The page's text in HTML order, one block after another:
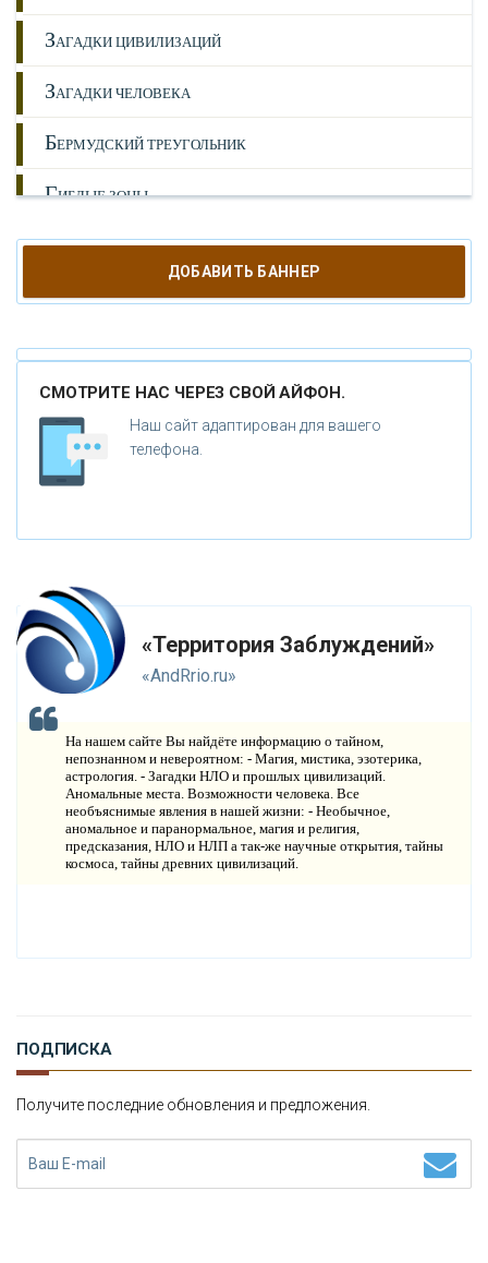
ЗАГАДКИ ЦИВИЛИЗАЦИЙ
ЗАГАДКИ ЧЕЛОВЕКА
БЕРМУДСКИЙ ТРЕУГОЛЬНИК
ГИБЛЫЕ ЗОНЫ
КРУГИ НА ПОЛЯХ
ИСТОРИЯ
ТАЙНЫ
ЛЮДИ
НОМАЛИИ
МИСТИКА
ЕЛИГИЯ
О
АТАКЛИЗМЫ
ЛОНИРОВАНИЕ
ОВЫЕ ТЕХНОЛОГИИ
П
ИСТОРИЯ ОБО ВСЕМ НА СВЕТЕ
О КОМПАНИИ
Н ОВОСТИ
ДОБАВИТЬ БАННЕР
СМОТРИТЕ НАС ЧЕРЕЗ СВОЙ АЙФОН.
Наш сайт адаптирован для вашего
телефона.
«Территория Заблуждений»
«AndRrio.ru»
На нашем сайте Вы найдёте информацию о тайном,
непознанном и невероятном: - Магия, мистика, эзотерика,
астрология. - Загадки НЛО и прошлых цивилизаций.
Аномальные места. Возможности человека. Все
необъяснимые явления в нашей жизни: - Необычное,
аномальное и паранормальное, магия и религия,
предсказания, НЛО и НЛП а так-же научные открытия, тайны
космоса, тайны древних цивилизаций.
ПОДПИСКА
Получите последние обновления и предложения.